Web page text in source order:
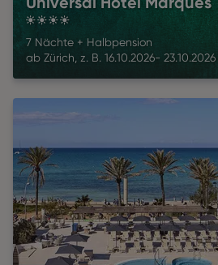
7 Nächte + Halbpension
ab Zürich, z. B. 16.10.2026- 23.10.2026